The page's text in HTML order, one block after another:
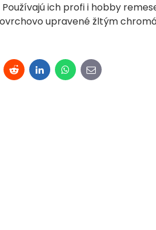
ich profi i hobby
upravené žltým
RedditLinkedInWhatsApp
E-
mail